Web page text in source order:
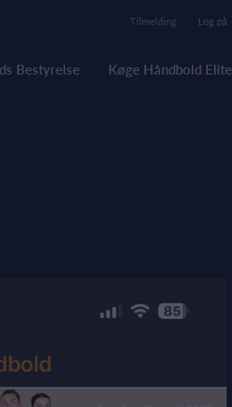
Tilmelding Log på
Bestyrelse Køge Håndbold Elite